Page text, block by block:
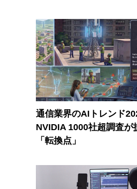
通信業界のAIトレンド
NVIDIA 1000社超調査が
「転換点」